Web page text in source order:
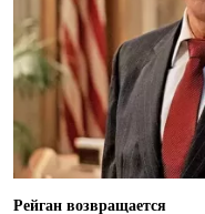
Рейган возвращается